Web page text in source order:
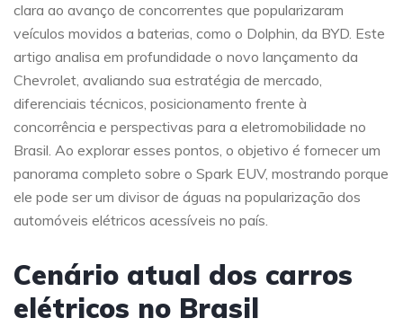
clara ao avanço de concorrentes que popularizaram
veículos movidos a baterias, como o Dolphin, da BYD. Este
artigo analisa em profundidade o novo lançamento da
Chevrolet, avaliando sua estratégia de mercado,
diferenciais técnicos, posicionamento frente à
concorrência e perspectivas para a eletromobilidade no
Brasil. Ao explorar esses pontos, o objetivo é fornecer um
panorama completo sobre o Spark EUV, mostrando porque
ele pode ser um divisor de águas na popularização dos
automóveis elétricos acessíveis no país.
Cenário atual dos carros
elétricos no Brasil